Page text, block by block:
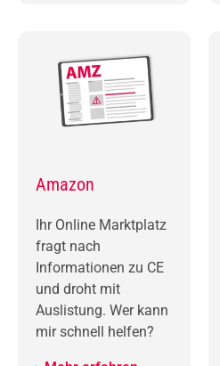
Amazon
Ihr Online Marktplatz
fragt nach
Informationen zu CE
und droht mit
Auslistung. Wer kann
mir schnell helfen?